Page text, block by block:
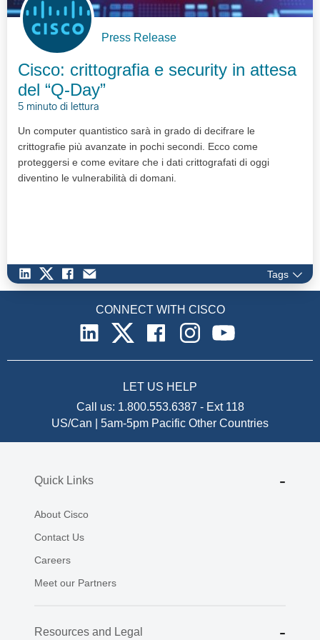
Press Release
Cisco: crittografia e security in attesa
del “Q-Day”
5 minuto di lettura
Un computer quantistico sarà in grado di decifrare le
crittografie più avanzate in pochi secondi. Ecco come
proteggersi e come evitare che i dati crittografati di oggi
diventino le vulnerabilità di domani.
Tags
CONNECT WITH CISCO
LET US HELP
Call us: 1.800.553.6387 - Ext 118
US/Can | 5am-5pm Pacific Other Countries